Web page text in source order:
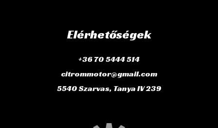
Elérhetőségek
+36 70 5444 514
citrommotor@gmail.com
5540 Szarvas, Tanya IV 239